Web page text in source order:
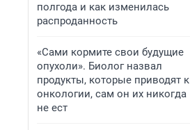
полгода и как изменилась
распроданность
«Сами кормите свои будущие
опухоли». Биолог назвал
продукты, которые приводят к
онкологии, сам он их никогда
не ест